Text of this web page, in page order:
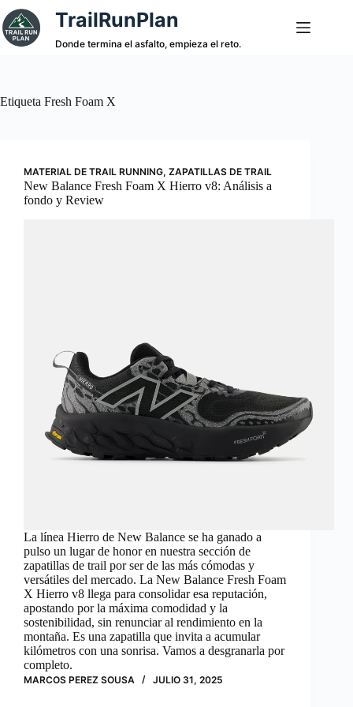
Saltar
al
contenido
TrailRunPlan
Donde termina el asfalto, empieza el reto.
Etiqueta Fresh Foam X
MATERIAL DE TRAIL RUNNING, ZAPATILLAS DE TRAIL
New Balance Fresh Foam X Hierro v8: Análisis a
fondo y Review
La línea Hierro de New Balance se ha ganado a
pulso un lugar de honor en nuestra sección de
zapatillas de trail por ser de las más cómodas y
versátiles del mercado. La New Balance Fresh Foam
X Hierro v8 llega para consolidar esa reputación,
apostando por la máxima comodidad y la
sostenibilidad, sin renunciar al rendimiento en la
montaña. Es una zapatilla que invita a acumular
kilómetros con una sonrisa. Vamos a desgranarla por
completo.
MARCOS PEREZ SOUSA JULIO 31, 2025